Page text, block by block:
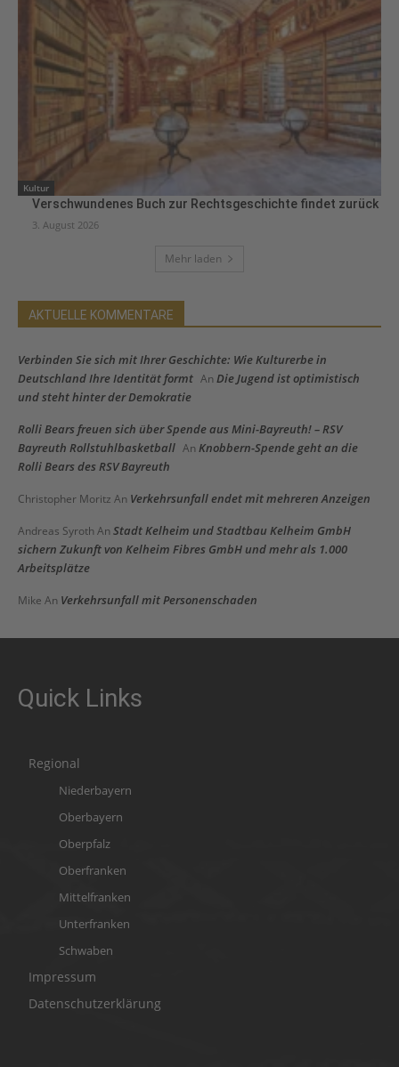
Kultur
Verschwundenes Buch zur Rechtsgeschichte findet zurück
3. August 2026
Mehr laden
AKTUELLE KOMMENTARE
Verbinden Sie sich mit Ihrer Geschichte: Wie Kulturerbe in
Deutschland Ihre Identität formt An Die Jugend ist optimistisch
und steht hinter der Demokratie
Rolli Bears freuen sich über Spende aus Mini-Bayreuth! – RSV
Bayreuth Rollstuhlbasketball An Knobbern-Spende geht an die
Rolli Bears des RSV Bayreuth
Christopher Moritz An Verkehrsunfall endet mit mehreren Anzeigen
Andreas Syroth An Stadt Kelheim und Stadtbau Kelheim GmbH
sichern Zukunft von Kelheim Fibres GmbH und mehr als 1.000
Arbeitsplätze
Mike An Verkehrsunfall mit Personenschaden
Quick Links
Regional
Niederbayern
Oberbayern
Oberpfalz
Oberfranken
Mittelfranken
Unterfranken
Schwaben
Impressum
Datenschutzerklärung